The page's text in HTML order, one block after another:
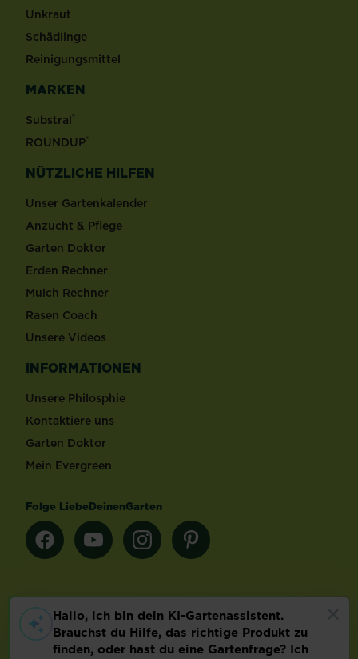
Unkraut
Schädlinge
Reinigungsmittel
MARKEN
Substral®
ROUNDUP®
NÜTZLICHE HILFEN
Unser Gartenkalender
Anzucht & Pflege
Garten Doktor
Erden Rechner
Mulch Rechner
Rasen Coach
Unsere Videos
INFORMATIONEN
Unsere Philosphie
Kontaktiere uns
Garten Doktor
Mein Evergreen
Folge LiebeDeinenGarten
Länderauswahl